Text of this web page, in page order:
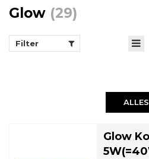
Glow (29)
Filter
Glow